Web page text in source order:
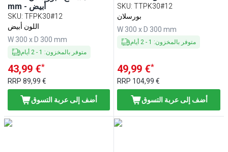
mm - أبيض
SKU: TFPK30#12
اللون أبيض
W 300 x D 300 mm
متوفر بالمخزون:
1
-
2 أيام
43,99 €*
RRP 89,99 €
أضف إلى عربة التسوق
SKU:TTPK30#12
بورسلان
W 300 x D 300 mm
متوفر بالمخزون:
1
-
2 أيام
49,99 €*
RRP 104,99 €
أضف إلى عربة التسوق